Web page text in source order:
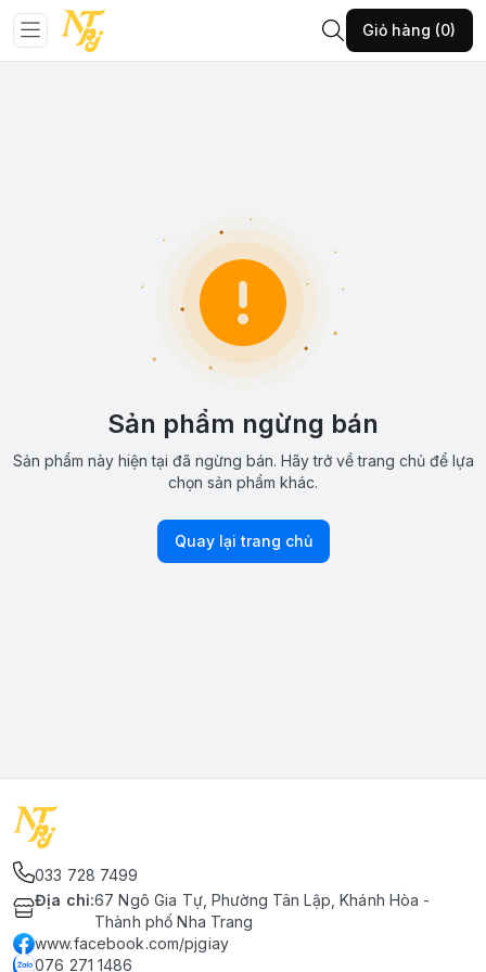
Giỏ hàng (0)
Sản phẩm ngừng bán
Sản phẩm này hiện tại đã ngừng bán. Hãy trở về trang chủ để lựa
chọn sản phẩm khác.
Quay lại trang chủ
033 728 7499
Địa chỉ:67 Ngô Gia Tự, Phường Tân Lập, Khánh Hòa -
Thành phố Nha Trang
www.facebook.com/pjgiay
076 271 1486